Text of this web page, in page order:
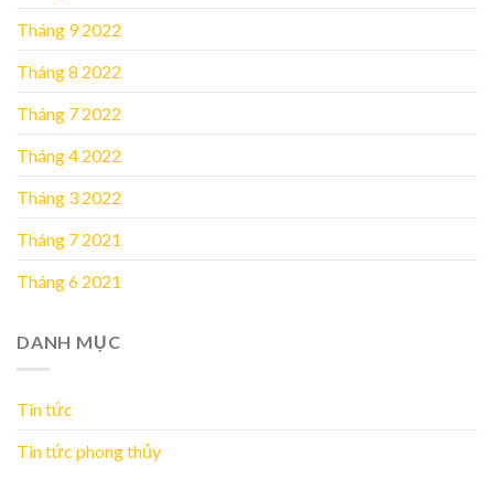
Tháng 9 2022
Tháng 8 2022
Tháng 7 2022
Tháng 4 2022
Tháng 3 2022
Tháng 7 2021
Tháng 6 2021
DANH MỤC
Tin tức
Tin tức phong thủy